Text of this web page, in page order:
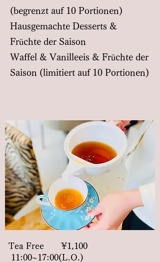
(begrenzt auf 10 Portionen)
Hausgemachte Desserts &
Früchte der Saison
Waffel & Vanilleeis & Früchte der
Saison (limitiert auf 10 Portionen)
​Tea Free ¥1,100
11:00~17:00(L.O.)